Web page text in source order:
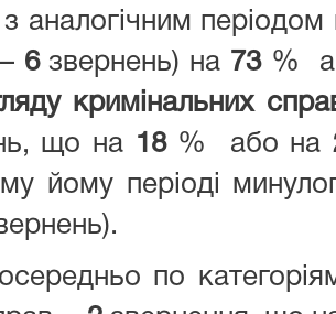
з аналогічним
6 звернень) на 73 %
кримінальних
що на 18 % або на
йому періоді
по